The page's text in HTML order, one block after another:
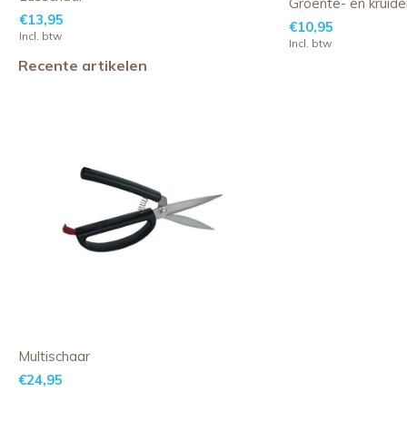
€13,95
Incl. btw
€10,95
Incl. btw
Recente artikelen
Multischaar
€24,95